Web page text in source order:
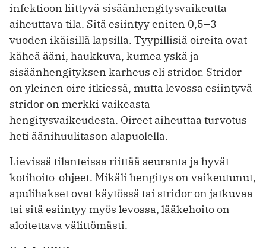
infektioon liittyvä sisäänhengitysvaikeutta
aiheuttava tila. Sitä esiintyy eniten 0,5–3
vuoden ikäisillä lapsilla. Tyypillisiä oireita ovat
käheä ­ääni, haukkuva, kumea yskä ja
sisäänhengityksen karheus eli stridor. Stridor
on yleinen oire ­itkiessä, mutta levossa esiintyvä
stridor on merkki vaikeasta
hengitysvaikeudesta. Oireet aiheuttaa turvotus
heti äänihuulitason alapuolella.
Lievissä tilanteissa riittää seuranta ja hyvät
kotihoito-ohjeet. Mikäli hengitys on vaikeutunut,
apulihakset ovat käytössä tai stridor on jatkuvaa
tai sitä esiintyy myös levossa, lääkehoito on
aloitettava välittömästi.